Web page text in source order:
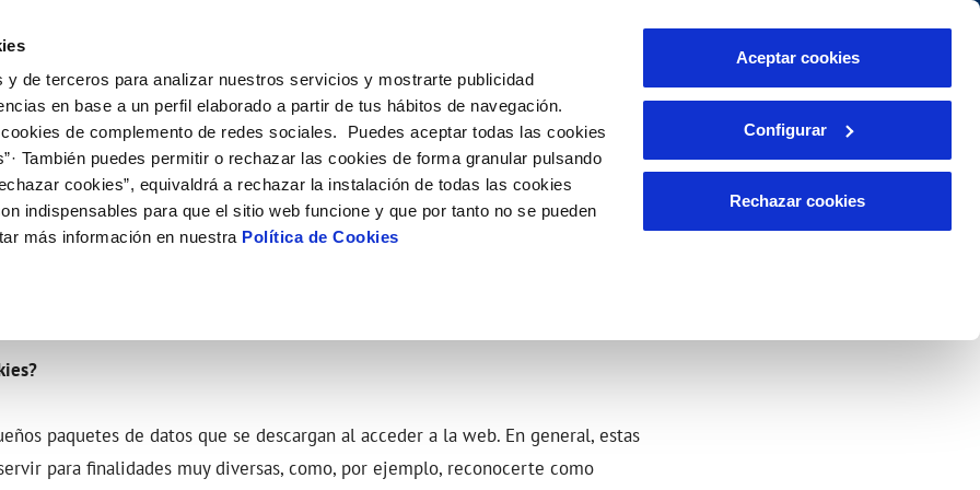
y de terceros para analizar nuestros servicios y mostrarte publicidad
en base a un perfil elaborado a partir de tus hábitos de navegación.
de complemento de redes sociales. Puedes aceptar todas las cookies
También puedes permitir o rechazar las cookies de forma granular pulsando
cookies”, equivaldrá a rechazar la instalación de todas las cookies
indispensables para que el sitio web funcione y que por tanto no se pueden
más información en nuestra Política de Cookies
Aceptar cookies
Configurar
Rechazar cookies
de titular
de suministro
MODIFICACIÓN DE DATOS
Actualizar datos bancarios
Actualizar datos de domicilio
INCIDENCIAS
Comunica anomalías o posibles
Tu Servicio
AL CLIENTE
contacto
COMPROMISO DE SERVICIO
Customer Counsel (Defensa del cliente)
Normativa del servicio
TELELECTURA
Tu Agua
del agua
CUIDADOS DEL AGUA
Consejos de ahorro
Depósitos comunitarios
Conócenos
DE GESTIÓN Y CERTIFICADOS
Nuestros compromisos
paquetes de datos que se descargan al acceder a la web. En general, estas
para finalidades muy diversas, como, por ejemplo, reconocerte como